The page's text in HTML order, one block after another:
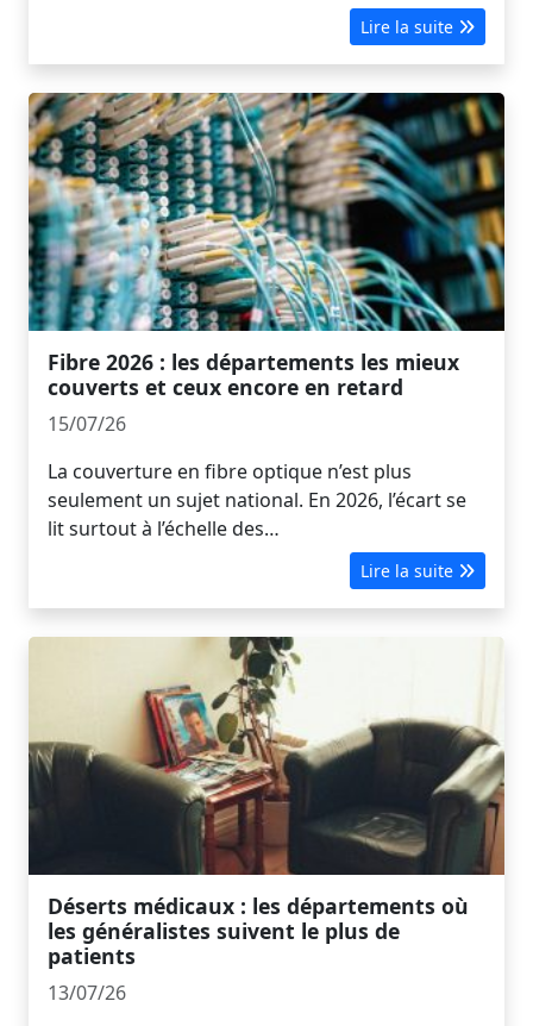
Lire la suite
Fibre 2026 : les départements les mieux
couverts et ceux encore en retard
15/07/26
La couverture en fibre optique n’est plus
seulement un sujet national. En 2026, l’écart se
lit surtout à l’échelle des…
Lire la suite
Déserts médicaux : les départements où
les généralistes suivent le plus de
patients
13/07/26